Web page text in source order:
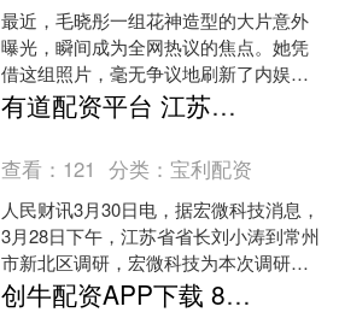
最近，毛晓彤一组花神造型的大片意外
曝光，瞬间成为全网热议的焦点。她凭
借这组照片，毫无争议地刷新了内娱古
风造型的审美天花板。镜头前的她，穿
着一袭粉金色汉服，头戴精....
有道配资平台 江苏省省长刘小涛调研宏微科技
查看： 121 分类： 宝利配资
人民财讯3月30日电，据宏微科技消息，
3月28日下午，江苏省省长刘小涛到常州
市新北区调研，宏微科技为本次调研首
站。刘小涛强调，要集中力量培育新兴
支柱产业，强化算....
创牛配资APP下载 86.96！上海发布2025年度“无废指数